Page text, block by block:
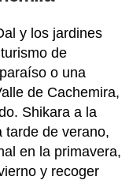
y los jardines
de
o una
de Cachemira,
Shikara a la
tarde de verano,
en la primavera,
y recoger